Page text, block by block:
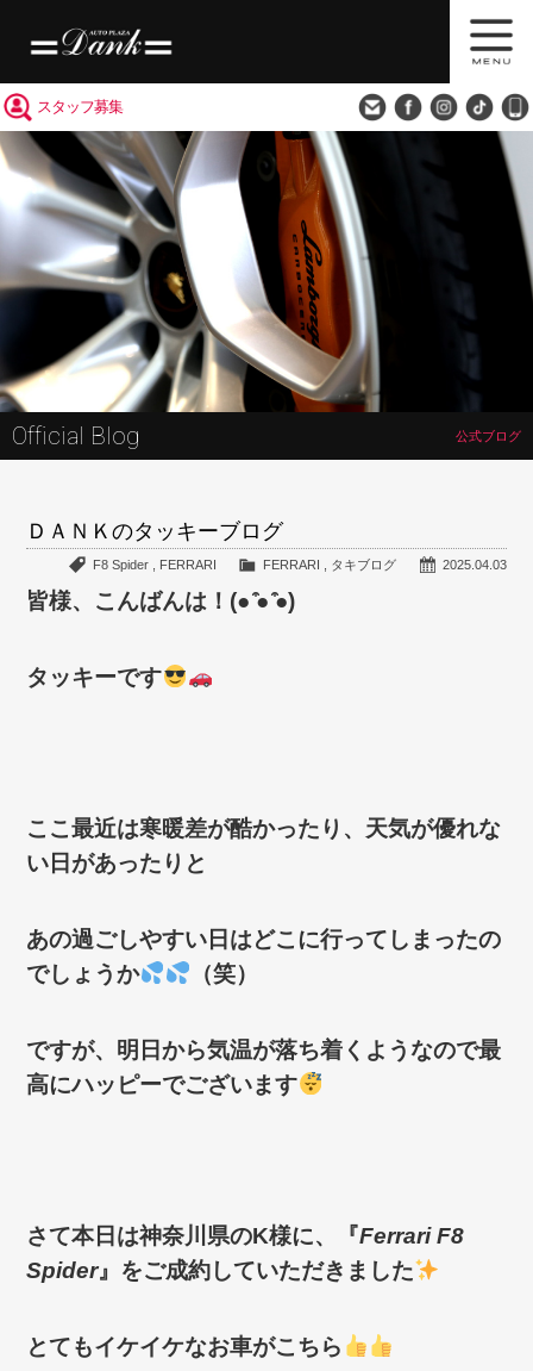
スタッフ募集
Official Blog 公式ブログ
ＤＡＮＫのタッキーブログ
2025.04.03
FERRARI タキブログ
F8 Spider FERRARI
皆様、こんばんは！(● ̍̑● ̍̑●)
タッキーです
ここ最近は寒暖差が酷かったり、天気が優れな
い日があったりと
あの過ごしやすい日はどこに行ってしまったの
でしょうか
（笑）
ですが、明日から気温が落ち着くようなので最
高にハッピーでございます
さて本日は神奈川県のK様に、 『Ferrari F8
Spider』 をご成約していただきました
とてもイケイケなお車がこちら